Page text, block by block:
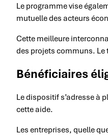
Le programme vise
mutuelle des acteurs
Cette meilleure
des projets communs. Le
Bénéficiaires
Le dispositif s’adresse à
cette aide.
Les entreprises, quelle